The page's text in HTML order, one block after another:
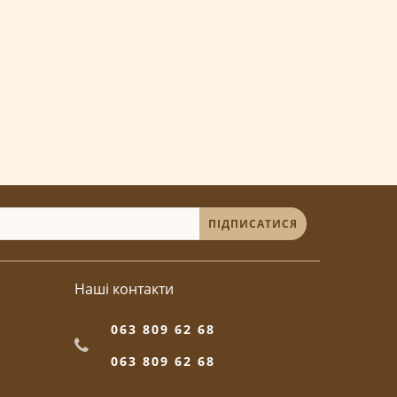
ПІДПИСАТИСЯ
Наші контакти
063 809 62 68
063 809 62 68